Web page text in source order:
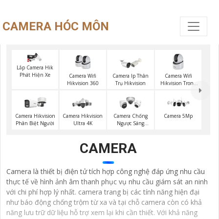
CAMERA HÓC MÔN
Lắp Camera Hik
Phát Hiện Xe
Camera Wifi
Hikvision 360
Camera Ip Thân
Trụ Hikvision
Camera Wifi
Hikvision Trong
Camera Hikvision
Phân Biệt Người
Camera Hikvision
Ultra 4K
Camera Chống
Ngược Sáng
Camera 5Mp
CAMERA
Camera là thiết bị điện tử tích hợp công nghệ đáp ứng nhu cầu
thực tế về hình ảnh âm thanh phục vụ nhu cầu giám sát an ninh
với chi phí hợp lý nhất. camera trang bị các tính năng hiện đại
như báo động chống trộm từ xa và tại chỗ camera còn có khả
năng lưu trữ dữ liệu hỗ trợ xem lại khi cần thiết. Với khả năng